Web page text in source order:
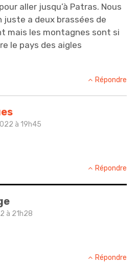
aller jusqu’à Patras. Nous
juste a deux brassées de
mais les montagnes sont si
le pays des aigles
Répondre
à 19h45
Répondre
à 21h28
Répondre